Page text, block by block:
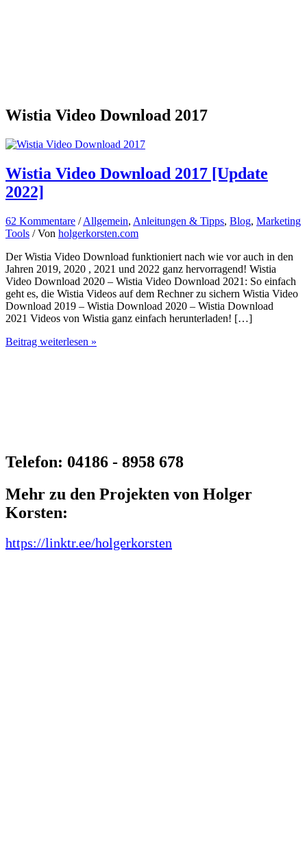
Wistia Video Download 2017
Wistia Video Download 2017 [Update
2022]
62 Kommentare /Allgemein, Anleitungen & Tipps, Blog, Marketing
Tools / Von holgerkorsten.com
Der Wistia Video Download funktioniert nach wie vor auch in den
Jahren 2019, 2020 , 2021 und 2022 ganz hervorragend! Wistia
Video Download 2020 – Wistia Video Download 2021: So einfach
geht es, die Wistia Videos auf dem Rechner zu sichern Wistia Video
Download 2019 – Wistia Download 2020 – Wistia Download
2021 Videos von Wistia ganz einfach herunterladen! […]
Wistia
Beitrag weiterlesen »
Telefon: 04186 - 8958 678
Mehr zu den Projekten von Holger
Korsten:
https://linktr.ee/holgerkorsten